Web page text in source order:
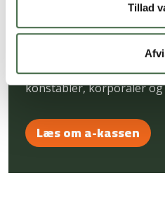
Tillad
Om a-kassen
HKKF har sin egen a-
konstabler, korporaler
Læs om a-kassen